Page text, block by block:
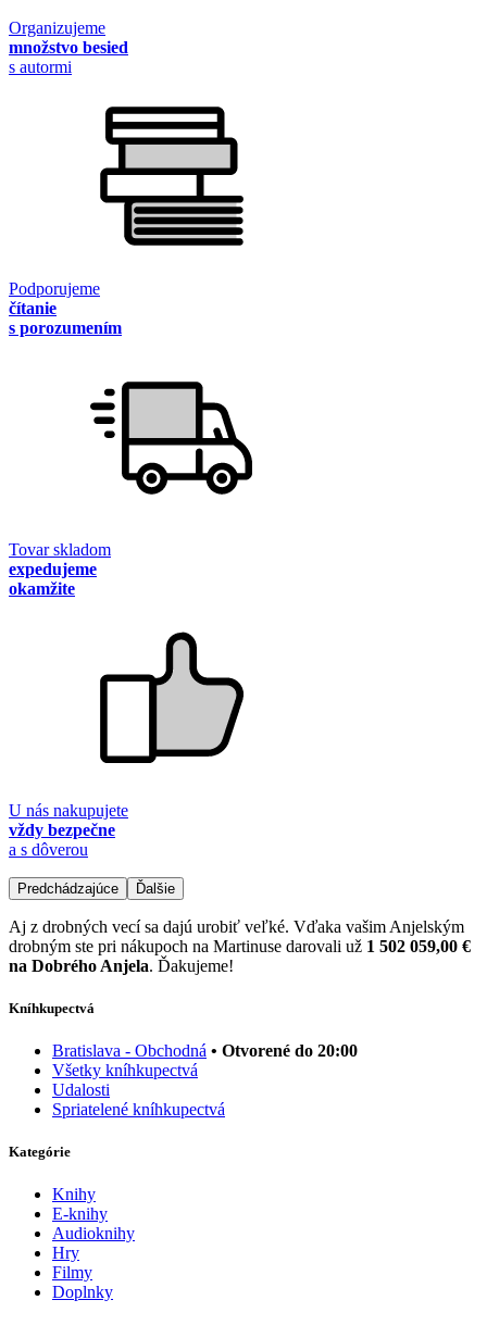
Organizujeme
množstvo besied
s autormi
Podporujeme
čítanie
s porozumením
Tovar skladom
expedujeme
okamžite
U nás nakupujete
vždy bezpečne
a s dôverou
Predchádzajúce Ďalšie
Aj z drobných vecí sa dajú urobiť veľké. Vďaka vašim Anjelským
drobným ste pri nákupoch na Martinuse darovali už 1 502 059,00 €
na Dobrého Anjela. Ďakujeme!
Kníhkupectvá
Bratislava - Obchodná • Otvorené do 20:00
Všetky kníhkupectvá
Udalosti
Spriatelené kníhkupectvá
Kategórie
Knihy
E-knihy
Audioknihy
Hry
Filmy
Doplnky